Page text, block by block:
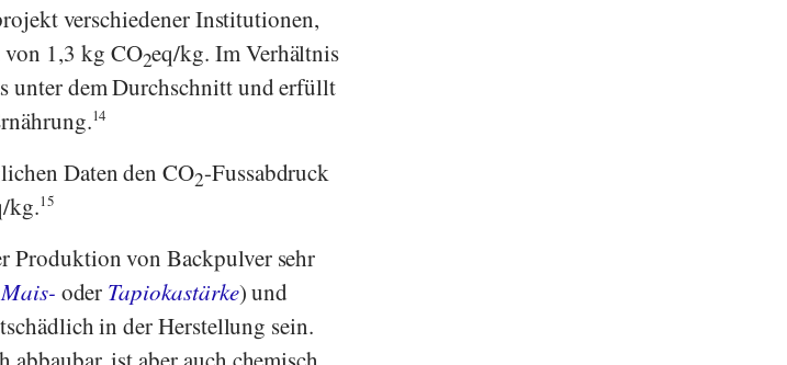
verschiedener Institutionen,
von 1,3 kg CO2eq/kg. Im Verhältnis
unter dem Durchschnitt und erfüllt
14
Daten den CO2-Fussabdruck
kg.15
Produktion von Backpulver sehr
Mais- oder Tapiokastärke) und
in der Herstellung sein.